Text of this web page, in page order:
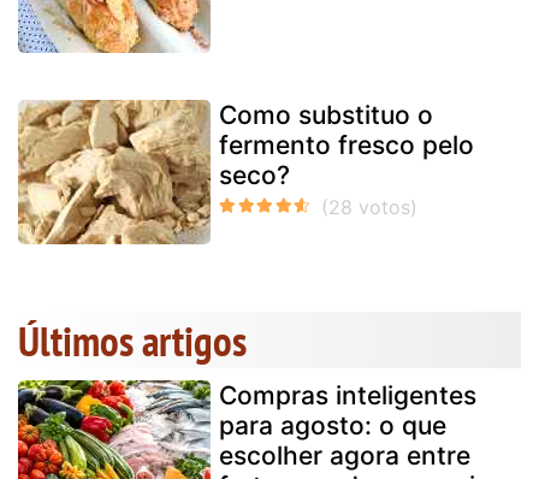
Como substituo o
fermento fresco pelo
seco?
Últimos artigos
Compras inteligentes
para agosto: o que
escolher agora entre